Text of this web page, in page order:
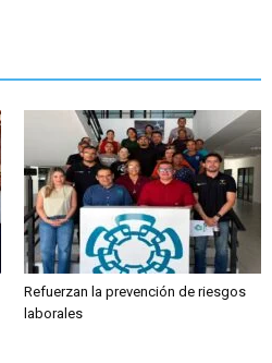
Refuerzan la prevención de riesgos
laborales